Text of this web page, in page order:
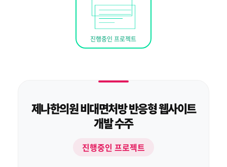
진행중인 프로젝트
제나한의원 비대면처방 반응형 웹사이트
개발 수주
진행중인 프로젝트